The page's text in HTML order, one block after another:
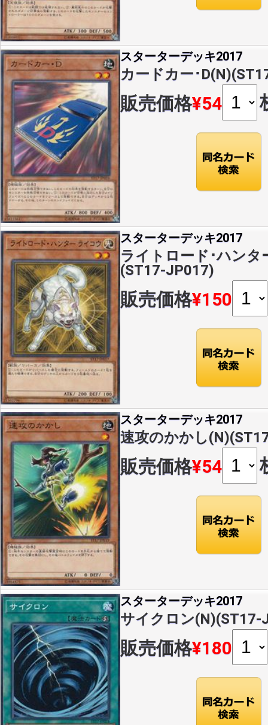
スターターデッキ2017
カードカー･
販売価格¥54
スターターデッキ2017
ライトロード･ハンタ
(ST17-JP017)
販売価格¥150
スターターデッキ2017
速攻のかかし
販売価格¥54
スターターデッキ2017
サイクロン(N)(ST17-
販売価格¥180